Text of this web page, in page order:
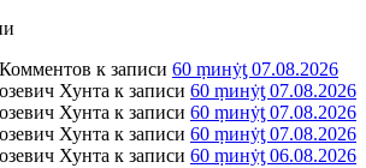
к записи 60 ṃинẏƫ 07.08.2026
Хунта к записи 60 ṃинẏƫ 07.08.2026
Хунта к записи 60 ṃинẏƫ 07.08.2026
Хунта к записи 60 ṃинẏƫ 07.08.2026
Хунта к записи 60 ṃинẏƫ 06.08.2026